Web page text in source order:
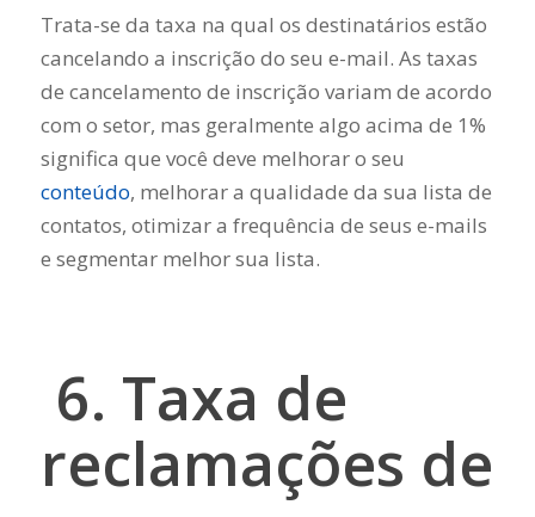
Trata-se da taxa na qual os destinatários estão
cancelando a inscrição do seu e-mail. As taxas
de cancelamento de inscrição variam de acordo
com o setor, mas geralmente algo acima de 1%
significa que você deve melhorar o seu
conteúdo, melhorar a qualidade da sua lista de
contatos, otimizar a frequência de seus e-mails
e segmentar melhor sua lista.
6. Taxa de
reclamações de